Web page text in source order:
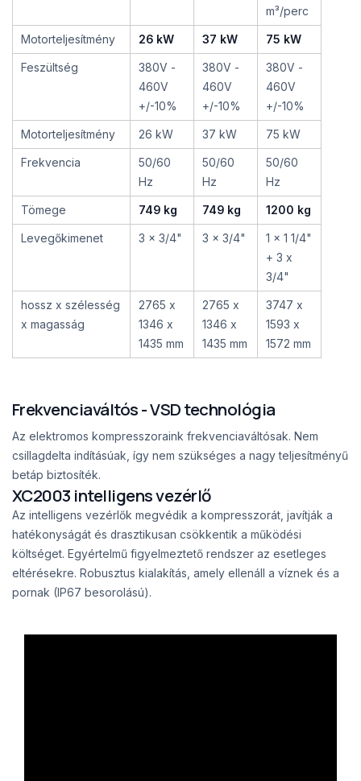
m³/perc
Motorteljesítmény 26 kW 37 kW 75 kW
Feszültség
380V -
460V
+/-10%
380V -
460V
+/-10%
380V -
460V
+/-10%
Motorteljesítmény 26 kW 37 kW 75 kW
Frekvencia
50/60
Hz
50/60
Hz
50/60
Hz
Tömege 749 kg 749 kg 1200 kg
Levegőkimenet 3 x 3/4" 3 x 3/4"
1 x 1 1/4"
+ 3 x
3/4"
hossz x szélesség
x magasság
2765 x
1346 x
1435 mm
2765 x
1346 x
1435 mm
3747 x
1593 x
1572 mm
Frekvenciaváltós - VSD technológia
Az elektromos kompresszoraink frekvenciaváltósak. Nem
csillagdelta indításúak, így nem szükséges a nagy teljesítményű
betáp biztosíték.
XC2003 intelligens vezérlő
Az intelligens vezérlők megvédik a kompresszorát, javítják a
hatékonyságát és drasztikusan csökkentik a működési
költséget. Egyértelmű figyelmeztető rendszer az esetleges
eltérésekre. Robusztus kialakítás, amely ellenáll a víznek és a
pornak (IP67 besorolású).